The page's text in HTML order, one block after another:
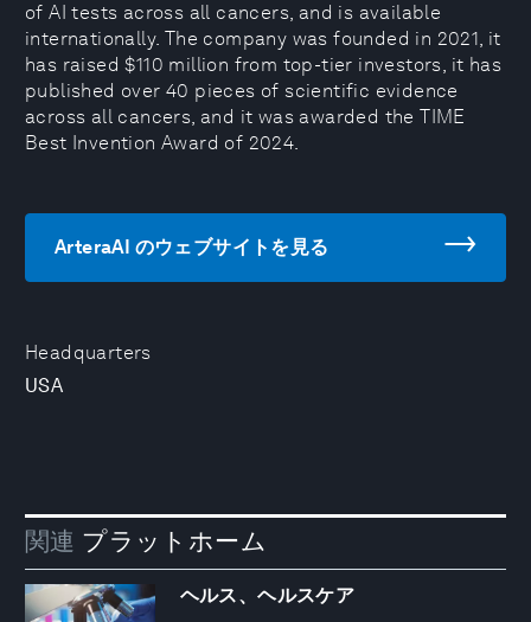
Headquarters
USA
of AI tests across all cancers, and is available
internationally. The company was founded in 2021, it
has raised $110 million from top-tier investors, it has
published over 40 pieces of scientific evidence
across all cancers, and it was awarded the TIME
Best Invention Award of 2024.
ArteraAI のウェブサイトを見る
関連 プラットホーム
ヘルス、ヘルスケア